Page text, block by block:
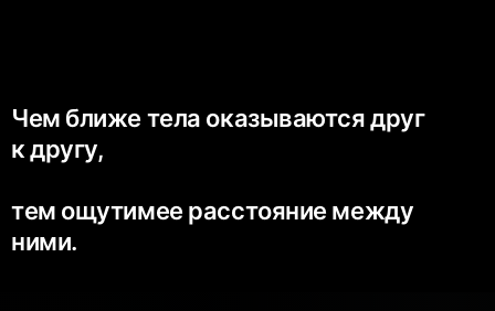
Чем ближе тела оказываются друг
к другу,
тем ощутимее расстояние между
ними.